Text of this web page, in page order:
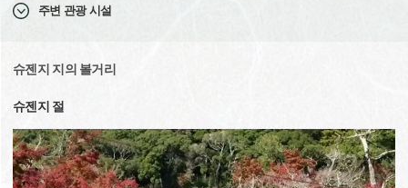
주변 관광 시설
슈젠지 지의 볼거리
슈젠지 절